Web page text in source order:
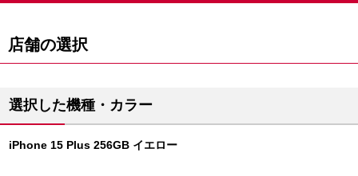
店舗の選択
選択した機種・カラー
iPhone 15 Plus 256GB イエロー